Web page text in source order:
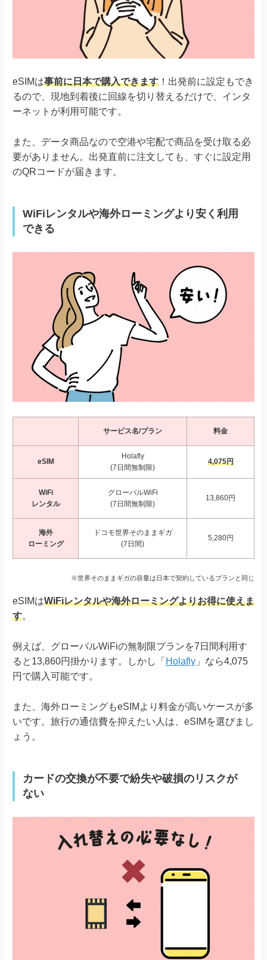
eSIMは事前に日本で購入できます ！出発前に設定もでき
るので、現地到着後に回線を切り替えるだけで、インタ
ーネットが利用可能です。
また、データ商品なので空港や宅配で商品を受け取る必
要がありません。出発直前に注文しても、すぐに設定用
のQRコードが届きます。
WiFiレンタルや海外ローミングより安く利用
できる
サービス名/プラン 料金
eSIM
Holafly
(7日間無制限)
4,075円
WiFi
レンタル
グローバルWiFi
(7日間無制限)
13,860円
海外
ローミング
ドコモ世界そのままギガ
(7日間)
5,280円
※世界そのままギガの容量は日本で契約しているプランと同じ
eSIMはWiFiレンタルや海外ローミングよりお得に使えま
す。
例えば、グローバルWiFiの無制限プランを7日間利用す
ると13,860円掛かります。しかし「 Holafly 」なら4,075
円で購入可能です。
また、海外ローミングもeSIMより料金が高いケースが多
いです。旅行の通信費を抑えたい人は、eSIMを選びまし
ょう。
カードの交換が不要で紛失や破損のリスクが
ない